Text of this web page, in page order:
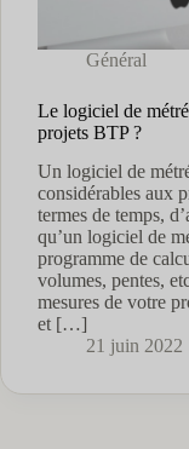
Général
Le logiciel de
projets BTP ?
Un logiciel de
considérables aux
termes de temps,
qu’un logiciel de
programme de
volumes, pentes,
mesures de votre
et […]
21 juin 2022